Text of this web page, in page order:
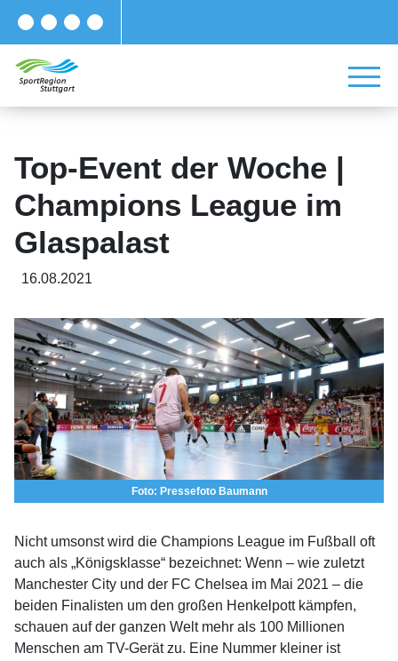
Top-Event der Woche |
Champions League im
Glaspalast
16.08.2021
Foto: Pressefoto Baumann
Nicht umsonst wird die Champions League im Fußball oft
auch als „Königsklasse“ bezeichnet: Wenn – wie zuletzt
Manchester City und der FC Chelsea im Mai 2021 – die
beiden Finalisten um den großen Henkelpott kämpfen,
schauen auf der ganzen Welt mehr als 100 Millionen
Menschen am TV-Gerät zu. Eine Nummer kleiner ist